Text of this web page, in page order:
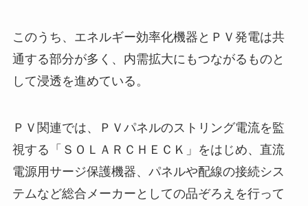
このうち、エネルギー効率化機器とＰＶ発電は共
通する部分が多く、内需拡大にもつながるものと
して浸透を進めている。
ＰＶ関連では、ＰＶパネルのストリング電流を監
視する「ＳＯＬＡＲＣＨＥＣＫ」をはじめ、直流
電源用サージ保護機器、パネルや配線の接続シス
テムなど総合メーカーとしての品ぞろえを行って